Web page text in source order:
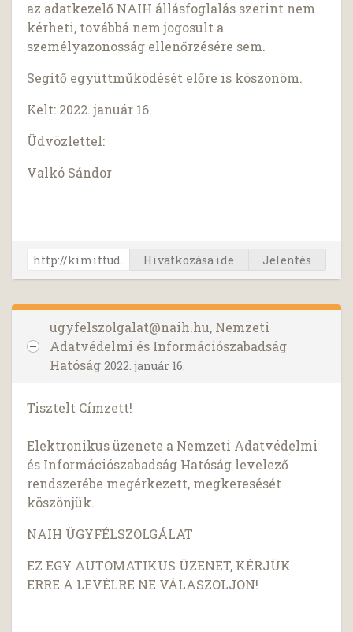
az adatkezelő NAIH állásfoglalás szerint nem
kérheti, továbbá nem jogosult a
személyazonosság ellenőrzésére sem.
Segítő együttműködését előre is köszönöm.
Kelt: 2022. január 16.
Üdvözlettel:
Valkó Sándor
Hivatkozása ide Jelentés
ugyfelszolgalat@naih.hu, Nemzeti
Adatvédelmi és Információszabadság
Hatóság 2022. január 16.
Tisztelt Címzett!
Elektronikus üzenete a Nemzeti Adatvédelmi
és Információszabadság Hatóság levelező
rendszerébe megérkezett, megkeresését
köszönjük.
NAIH ÜGYFÉLSZOLGÁLAT
EZ EGY AUTOMATIKUS ÜZENET, KÉRJÜK
ERRE A LEVÉLRE NE VÁLASZOLJON!